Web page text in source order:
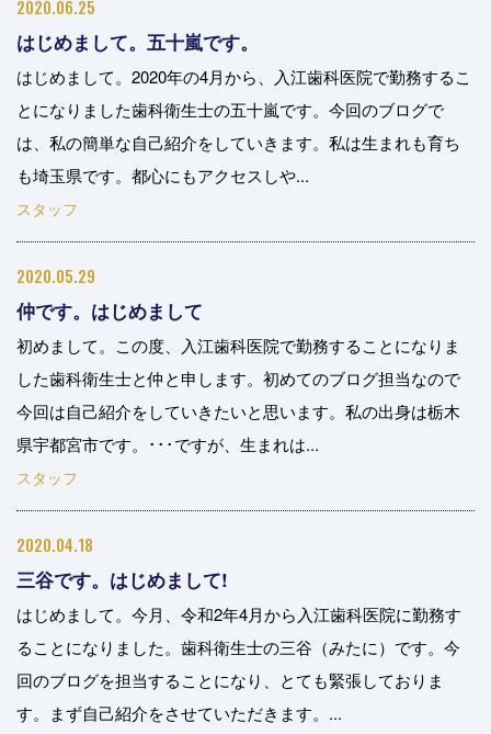
2020.06.25
はじめまして。五十嵐です。
はじめまして。2020年の4月から、入江歯科医院で勤務するこ
とになりました歯科衛生士の五十嵐です。今回のブログで
は、私の簡単な自己紹介をしていきます。私は生まれも育ち
も埼玉県です。都心にもアクセスしや...
スタッフ
2020.05.29
仲です。はじめまして
初めまして。この度、入江歯科医院で勤務することになりま
した歯科衛生士と仲と申します。初めてのブログ担当なので
今回は自己紹介をしていきたいと思います。私の出身は栃木
県宇都宮市です。･･･ですが、生まれは...
スタッフ
2020.04.18
三谷です。はじめまして!
はじめまして。今月、令和2年4月から入江歯科医院に勤務す
ることになりました。歯科衛生士の三谷（みたに）です。今
回のブログを担当することになり、とても緊張しておりま
す。まず自己紹介をさせていただきます。...